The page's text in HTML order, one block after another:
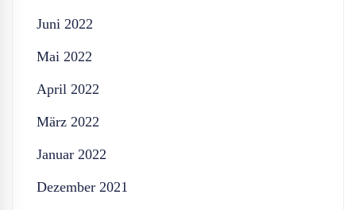
Juni 2022
Mai 2022
April 2022
März 2022
Januar 2022
Dezember 2021